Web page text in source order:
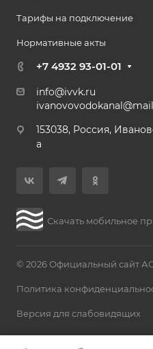
Тарифы на подключение
Нормативные акты
+7 4932 93-01-01
info@ivvk.ru
153038, Россия,
а
Скачать мобильное
© 2026 Официальный сайт
Политика
Версия для слабовидящих